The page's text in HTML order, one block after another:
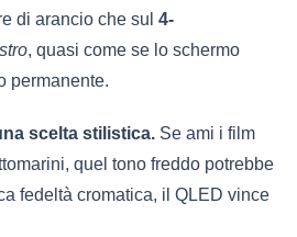
di arancio che sul 4-
, quasi come se lo schermo
permanente.
scelta stilistica. Se ami i film
quel tono freddo potrebbe
fedeltà cromatica, il QLED vince